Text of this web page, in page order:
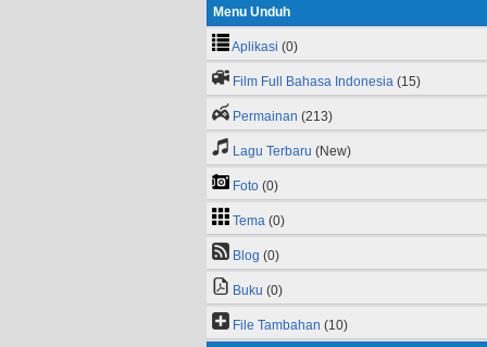
Menu Unduh
Aplikasi (0)
Film Full Bahasa Indonesia (15)
Permainan (213)
Lagu Terbaru (New)
Foto (0)
Tema (0)
Blog (0)
Buku (0)
File Tambahan (10)